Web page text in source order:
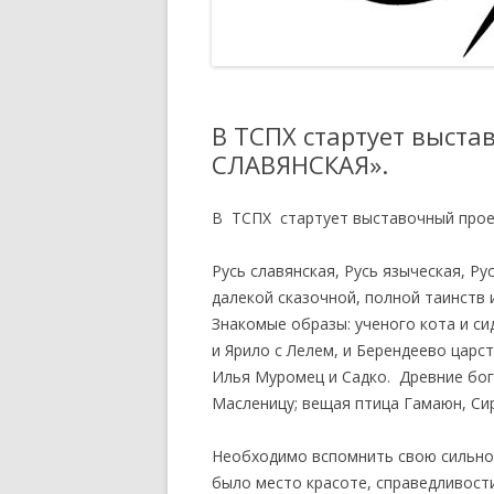
ТСПХ
ОРГАНИЗАЦИИ ПРОВЕДЕНИЯ
ОТКРЫТИЙ ЭКСПОЗИЦИОННО-
ТСПХ
ПРАВИЛА УЧАСТИЯ В
ВЫСТАВОЧНО-
ЭКСПОЗИЦИОННЫХ
МЕРОПРИЯТИЯХ ТСПХ
ПОЛОЖЕНИЕ — ПРОВЕДЕНИЯ
ПЕРСОНАЛЬНЫХ ВЫСТАВОЧНЫХ
ПОД ЭГИДОЙ СОЮЗА.
В ТСПХ стартует
СЛАВЯНСКАЯ».
В ТСПХ стартует выставочный
Русь славянская, Русь языческая,
далекой сказочной, полной
Знакомые образы: ученого кота и
и Ярило с Лелем, и Берендеево
Илья Муромец и Садко. Древние
Масленицу; вещая птица Гамаюн,
Необходимо вспомнить свою
было место красоте,